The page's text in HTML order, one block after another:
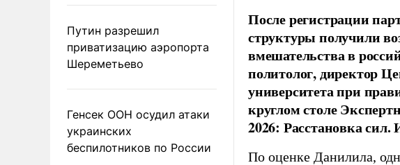
Путин разрешил
приватизацию аэропорта
Шереметьево
Генсек ООН осудил атаки
украинских
беспилотников по России
После регистрации
структуры получили
вмешательства в
политолог, директор
университета при
круглом столе
2026: Расстановка
По оценке Данилила,